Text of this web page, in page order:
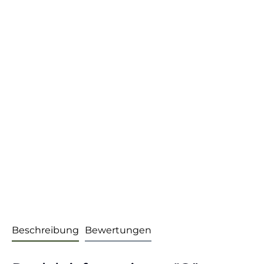
Beschreibung Bewertungen